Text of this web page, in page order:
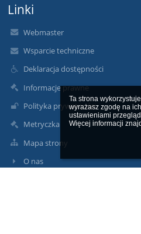
Ta strona
wyrażasz zgodę na
ustawieniami
Więcej informacji
Linki
Webmaster
Wsparcie techniczne
Deklaracja dostępności
Informacje prawne
Polityka prywatności
Metryczka
Mapa strony
O nas